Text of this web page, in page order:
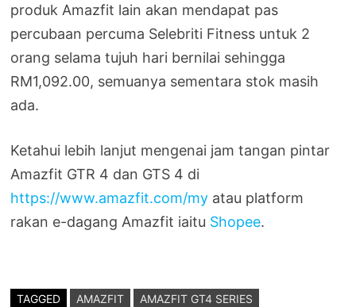
produk Amazfit lain akan mendapat pas
percubaan percuma Selebriti Fitness untuk 2
orang selama tujuh hari bernilai sehingga
RM1,092.00, semuanya sementara stok masih
ada.
Ketahui lebih lanjut mengenai jam tangan pintar
Amazfit GTR 4 dan GTS 4 di
https://www.amazfit.com/my atau platform
rakan e-dagang Amazfit iaitu Shopee.
TAGGED AMAZFIT
AMAZFIT GT4 SERIES